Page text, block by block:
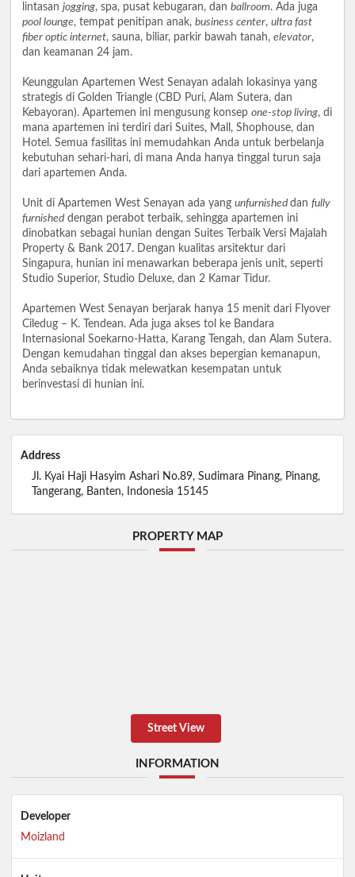
lintasan jogging, spa, pusat kebugaran, dan ballroom. Ada juga
pool lounge, tempat penitipan anak, business center, ultra fast
fiber optic internet, sauna, biliar, parkir bawah tanah, elevator,
dan keamanan 24 jam.
Keunggulan Apartemen West Senayan adalah lokasinya yang
strategis di Golden Triangle (CBD Puri, Alam Sutera, dan
Kebayoran). Apartemen ini mengusung konsep one-stop living, di
mana apartemen ini terdiri dari Suites, Mall, Shophouse, dan
Hotel. Semua fasilitas ini memudahkan Anda untuk berbelanja
kebutuhan sehari-hari, di mana Anda hanya tinggal turun saja
dari apartemen Anda.
Unit di Apartemen West Senayan ada yang unfurnisheddan fully
furnisheddengan perabot terbaik, sehingga apartemen ini
dinobatkan sebagai hunian dengan Suites Terbaik Versi Majalah
Property & Bank 2017. Dengan kualitas arsitektur dari
Singapura, hunian ini menawarkan beberapa jenis unit, seperti
Studio Superior, Studio Deluxe, dan 2 Kamar Tidur.
Apartemen West Senayan berjarak hanya 15 menit dari Flyover
Ciledug – K. Tendean. Ada juga akses tol ke Bandara
Internasional Soekarno-Hatta, Karang Tengah, dan Alam Sutera.
Dengan kemudahan tinggal dan akses bepergian kemanapun,
Anda sebaiknya tidak melewatkan kesempatan untuk
berinvestasi di hunian ini.
Address
Jl. Kyai Haji Hasyim Ashari No.89, Sudimara Pinang, Pinang,
Tangerang, Banten, Indonesia 15145
PROPERTY MAP
Street View
INFORMATION
Developer
Moizland